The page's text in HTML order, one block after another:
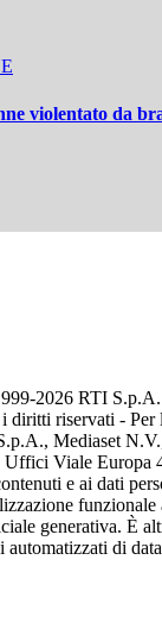
violentato da
2026 RTI
diritti riservati - Per
Mediaset
Uffici Viale Europa
e ai dati
funzionale
generativa. È
automatizzati di